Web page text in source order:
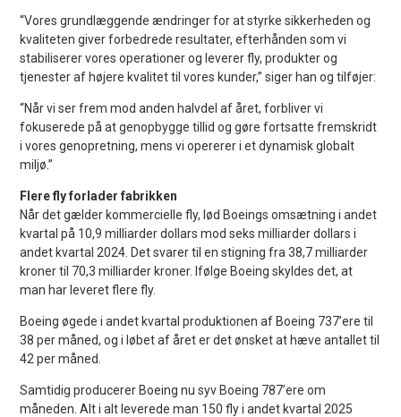
“Vores grundlæggende ændringer for at styrke sikkerheden og
kvaliteten giver forbedrede resultater, efterhånden som vi
stabiliserer vores operationer og leverer fly, produkter og
tjenester af højere kvalitet til vores kunder,” siger han og tilføjer:
“Når vi ser frem mod anden halvdel af året, forbliver vi
fokuserede på at genopbygge tillid og gøre fortsatte fremskridt
i vores genopretning, mens vi opererer i et dynamisk globalt
miljø.”
Flere fly forlader fabrikken
Når det gælder kommercielle fly, lød Boeings omsætning i andet
kvartal på 10,9 milliarder dollars mod seks milliarder dollars i
andet kvartal 2024. Det svarer til en stigning fra 38,7 milliarder
kroner til 70,3 milliarder kroner. Ifølge Boeing skyldes det, at
man har leveret flere fly.
Boeing øgede i andet kvartal produktionen af Boeing 737’ere til
38 per måned, og i løbet af året er det ønsket at hæve antallet til
42 per måned.
Samtidig producerer Boeing nu syv Boeing 787’ere om
måneden. Alt i alt leverede man 150 fly i andet kvartal 2025